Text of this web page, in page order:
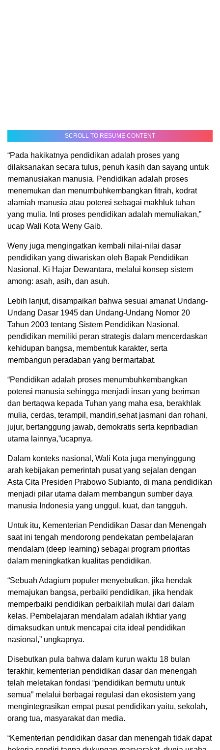
SCROLL TO RESUME CONTENT
“Pada hakikatnya pendidikan adalah proses yang
dilaksanakan secara tulus, penuh kasih dan sayang untuk
memanusiakan manusia. Pendidikan adalah proses
menemukan dan menumbuhkembangkan fitrah, kodrat
alamiah manusia atau potensi sebagai makhluk tuhan
yang mulia. Inti proses pendidikan adalah memuliakan,”
ucap Wali Kota Weny Gaib.
Weny juga mengingatkan kembali nilai-nilai dasar
pendidikan yang diwariskan oleh Bapak Pendidikan
Nasional, Ki Hajar Dewantara, melalui konsep sistem
among: asah, asih, dan asuh.
Lebih lanjut, disampaikan bahwa sesuai amanat Undang-
Undang Dasar 1945 dan Undang-Undang Nomor 20
Tahun 2003 tentang Sistem Pendidikan Nasional,
pendidikan memiliki peran strategis dalam mencerdaskan
kehidupan bangsa, membentuk karakter, serta
membangun peradaban yang bermartabat.
“Pendidikan adalah proses menumbuhkembangkan
potensi manusia sehingga menjadi insan yang beriman
dan bertaqwa kepada Tuhan yang maha esa, berakhlak
mulia, cerdas, terampil, mandiri,sehat jasmani dan rohani,
jujur, bertanggung jawab, demokratis serta kepribadian
utama lainnya,”ucapnya.
Dalam konteks nasional, Wali Kota juga menyinggung
arah kebijakan pemerintah pusat yang sejalan dengan
Asta Cita Presiden Prabowo Subianto, di mana pendidikan
menjadi pilar utama dalam membangun sumber daya
manusia Indonesia yang unggul, kuat, dan tangguh.
Untuk itu, Kementerian Pendidikan Dasar dan Menengah
saat ini tengah mendorong pendekatan pembelajaran
mendalam (deep learning) sebagai program prioritas
dalam meningkatkan kualitas pendidikan.
“Sebuah Adagium populer menyebutkan, jika hendak
memajukan bangsa, perbaiki pendidikan, jika hendak
memperbaiki pendidikan perbaikilah mulai dari dalam
kelas. Pembelajaran mendalam adalah ikhtiar yang
dimaksudkan untuk mencapai cita ideal pendidikan
nasional,” ungkapnya.
Disebutkan pula bahwa dalam kurun waktu 18 bulan
terakhir, kementerian pendidikan dasar dan menengah
telah meletakan fondasi “pendidikan bermutu untuk
semua” melalui berbagai regulasi dan ekosistem yang
mengintegrasikan empat pusat pendidikan yaitu, sekolah,
orang tua, masyarakat dan media.
“Kementerian pendidikan dasar dan menengah tidak dapat